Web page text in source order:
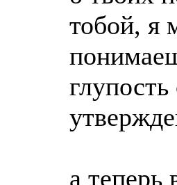
тобой, я
а теперь